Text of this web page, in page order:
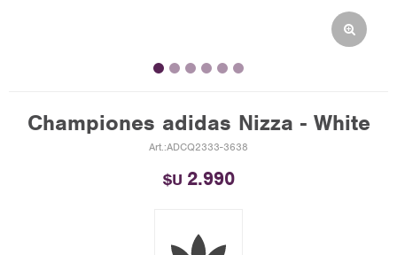
Championes adidas Nizza - White
ADCQ2333-3638
$U 2.990